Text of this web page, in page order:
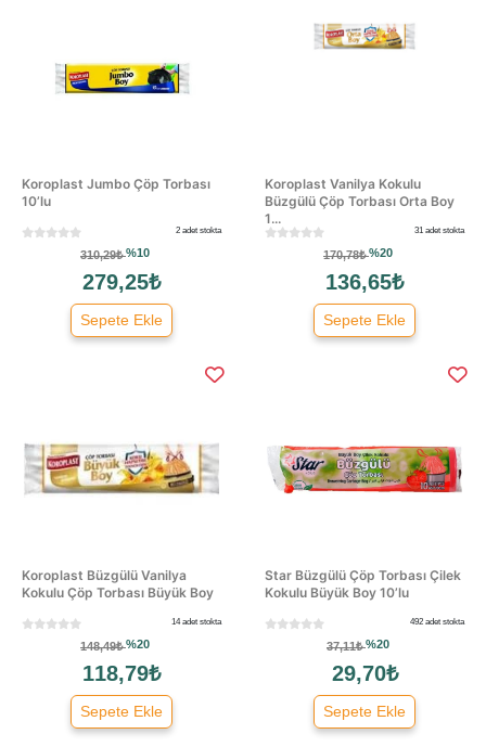
Koroplast Jumbo Çöp Torbası
10’lu
2 adet stokta
310,29₺%10
279,25₺
Sepete Ekle
Koroplast Vanilya Kokulu
Büzgülü Çöp Torbası Orta Boy
1...
31 adet stokta
170,78₺%20
136,65₺
Sepete Ekle
Koroplast Büzgülü Vanilya
Kokulu Çöp Torbası Büyük Boy
14 adet stokta
148,49₺%20
118,79₺
Sepete Ekle
Star Büzgülü Çöp Torbası Çilek
Kokulu Büyük Boy 10’lu
492 adet stokta
37,11₺%20
29,70₺
Sepete Ekle